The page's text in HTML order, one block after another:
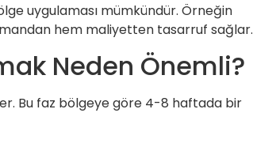
uygulaması mümkündür. Örneğin
hem maliyetten tasarruf sağlar.
Neden Önemli?
Bu faz bölgeye göre 4-8 haftada bir